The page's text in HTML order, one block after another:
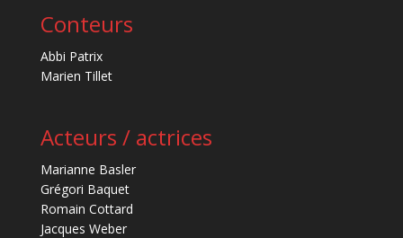
Conteurs
Abbi Patrix
Marien Tillet
Acteurs / actrices
Marianne Basler
Grégori Baquet
Romain Cottard
Jacques Weber